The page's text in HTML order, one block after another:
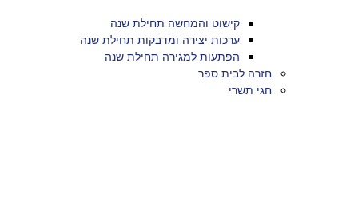
קישוט והמחשה תחילת שנה
ערכות יצירה ומדבקות תחילת שנה
הפתעות למגירה תחילת שנה
חזרה לבית ספר
חגי תשרי